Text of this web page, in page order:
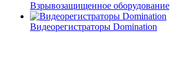
Взрывозащищенное оборудование
Видеорегистраторы Domination